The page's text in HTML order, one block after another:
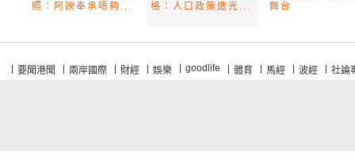
照：阿諛奉承唔夠...
格：人口政策造光...
舞台
要聞港聞 兩岸國際 財經 娛樂 goodlife 體育 馬經 波經 社論